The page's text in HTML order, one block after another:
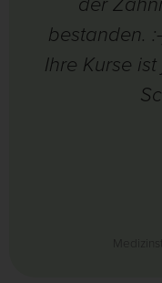
bestanden.
Ihre Kurse